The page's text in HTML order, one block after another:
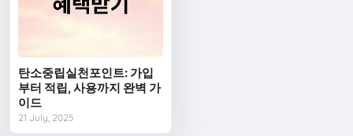
탄소중립실천포인트: 가입
부터 적립, 사용까지 완벽 가
이드
21 July, 2025